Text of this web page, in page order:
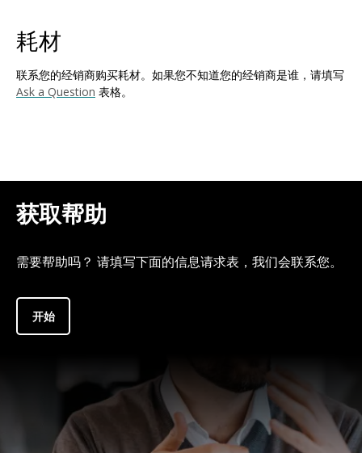
耗材
联系您的经销商购买耗材。如果您不知道您的经销商是谁，请填写
Ask a Question 表格。
获取帮助
需要帮助吗？ 请填写下面的信息请求表，我们会联系您。
开始